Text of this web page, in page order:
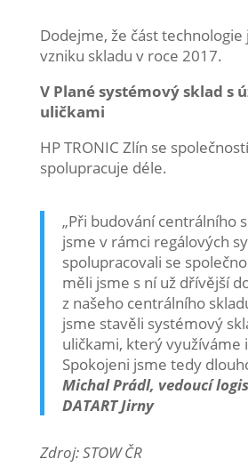
Dodejme, že část technologie
vzniku skladu v roce 2017.
V Plané systémový sklad s
uličkami
HP TRONIC Zlín se
spolupracuje déle.
„Při budování centrálního
jsme v rámci regálových
spolupracovali se
měli jsme s ní už dřívější
z našeho centrálního
jsme stavěli systémový
uličkami, který využíváme
Spokojeni jsme tedy
Michal Prádl, vedoucí
DATART Jirny
Zdroj: STOW ČR